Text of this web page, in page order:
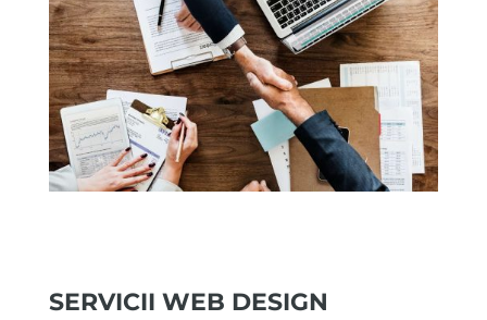
SERVICII WEB DESIGN